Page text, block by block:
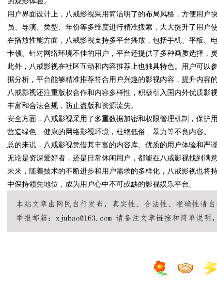
用户界面设计上，八戒影视采用简洁明了的布局风格，方便用
员、导演、类型、年份等多维度进行精准搜索，大大提升了用户
在播放性能方面，八戒影视支持多平台播放，包括手机、平板、
卡顿。针对网络环境不佳的用户，平台还提供了多种画质选择，
此外，八戒影视在社区互动和内容推荐上也独具特色。用户可
据分析，平台能够精准推荐符合用户兴趣的影视内容，提升内容
八戒影视还注重版权合作和内容多样性，积极引入国内外优质
丰富和合法合规，防止盗版和资源流失。
安全方面，八戒影视采用了多重数据加密和权限管理机制，保护
营造绿色、健康的网络影视环境，杜绝低俗、暴力等不良内容。
总的来说，八戒影视凭借其丰富的内容库、优质的用户体验和
无论是资深爱好者，还是日常休闲用户，都能在八戒影视找到满
未来，随着技术的不断进步和用户需求的多样化，八戒影视也将
中保持领先地位，成为用户心中不可或缺的影视娱乐平台。